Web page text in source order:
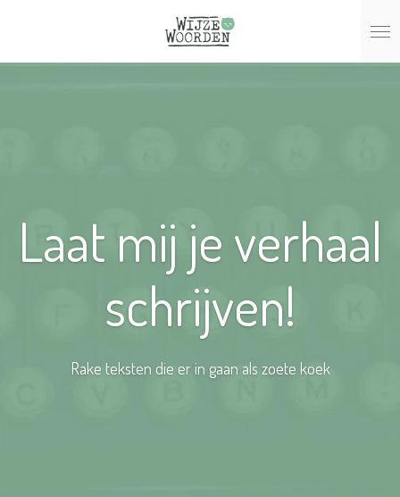
Laat mij je verhaal
schrijven!
Rake teksten die er in gaan als zoete koek